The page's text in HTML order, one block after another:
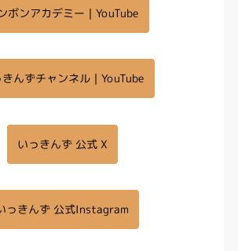
ボンアカデミー｜YouTube
んずチャンネル｜YouTube
いっきんず 公式 X
っきんず 公式Instagram